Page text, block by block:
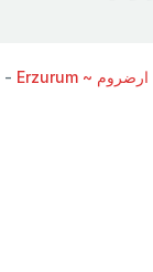
- Erzurum ~ ارضروم